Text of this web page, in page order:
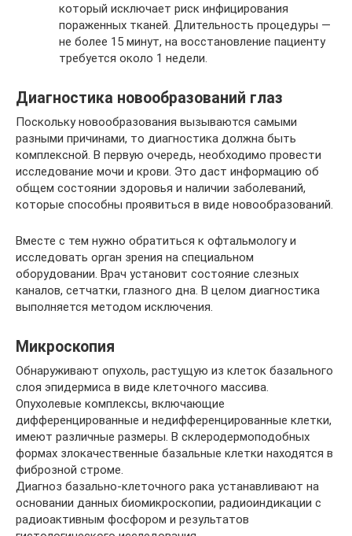
который исключает риск инфицирования
пораженных тканей. Длительность процедуры —
не более 15 минут, на восстановление пациенту
требуется около 1 недели.
Диагностика новообразований глаз
Поскольку новообразования вызываются самыми
разными причинами, то диагностика должна быть
комплексной. В первую очередь, необходимо провести
исследование мочи и крови. Это даст информацию об
общем состоянии здоровья и наличии заболеваний,
которые способны проявиться в виде новообразований.
Вместе с тем нужно обратиться к офтальмологу и
исследовать орган зрения на специальном
оборудовании. Врач установит состояние слезных
каналов, сетчатки, глазного дна. В целом диагностика
выполняется методом исключения.
Микроскопия
Обнаруживают опухоль, растущую из клеток базального
слоя эпидермиса в виде клеточного массива.
Опухолевые комплексы, включающие
дифференцированные и недифференцированные клетки,
имеют различные размеры. В склеродермоподобных
формах злокачественные базальные клетки находятся в
фиброзной строме.
Диагноз базально-клеточного рака устанавливают на
основании данных биомикроскопии, радиоиндикации с
радиоактивным фосфором и результатов